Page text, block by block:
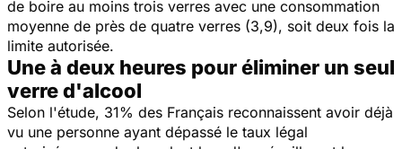
de boire au moins trois verres avec une consommation
moyenne de près de quatre verres (3,9), soit deux fois la
limite autorisée.
Une à deux heures pour éliminer un seul
verre d'alcool
Selon l'étude, 31% des Français reconnaissent avoir déjà
vu une personne ayant dépassé le taux légal